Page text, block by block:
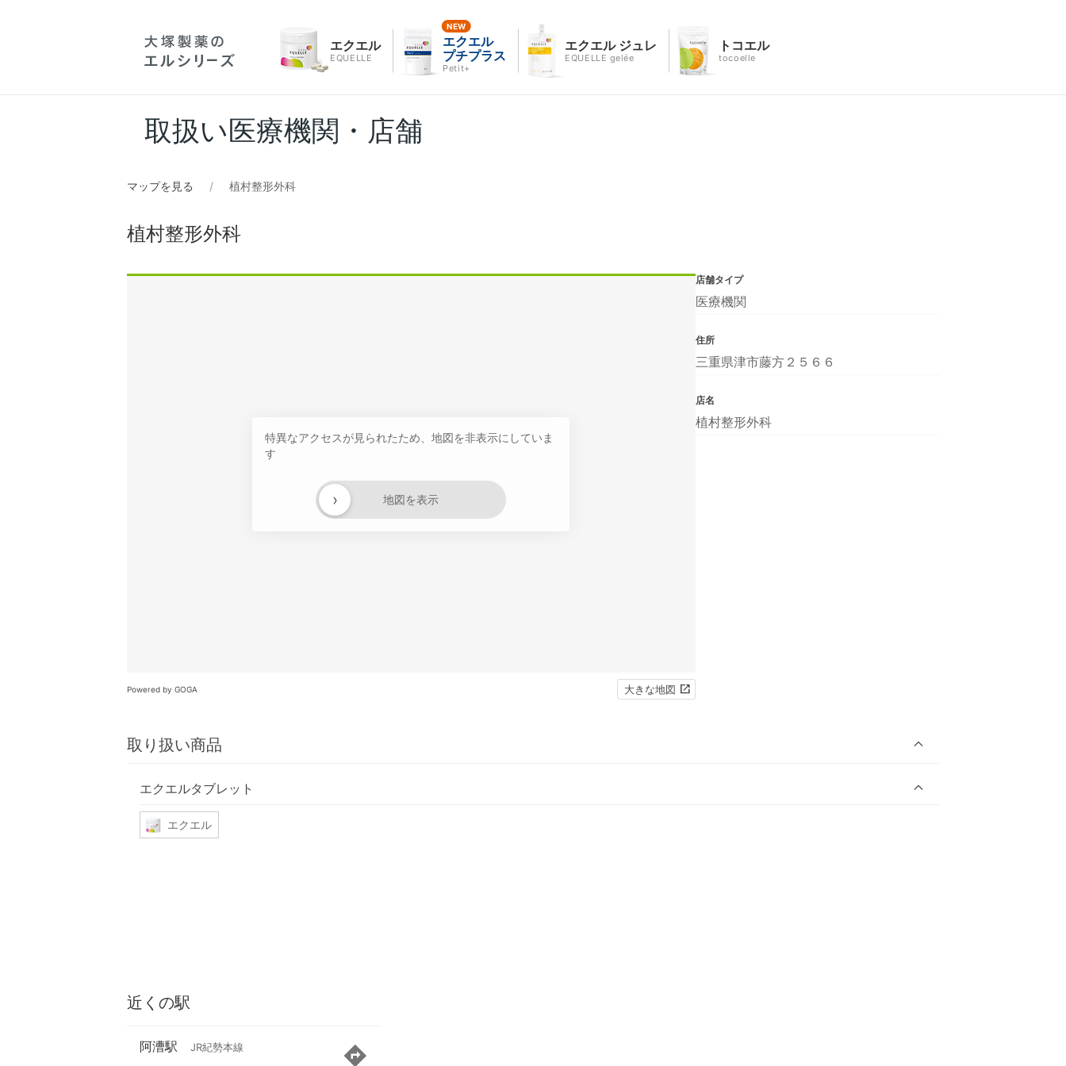
エクエル
EQUELLE
エクエル
プチプラス
Petit+
エクエル ジュレ
EQUELLE gelée
トコエル
tocoelle
取扱い医療機関・店舗
マップを見る 植村整形外科
植村整形外科
特異なアクセスが見られたため、地図を非表示にしていま
す
地図を表示
›
Powered by GOGA 大きな地図
取り扱い商品
エクエルタブレット
エクエル
店舗タイプ
医療機関
住所
三重県津市藤方２５６６
店名
植村整形外科
近くの駅
阿漕駅 JR紀勢本線